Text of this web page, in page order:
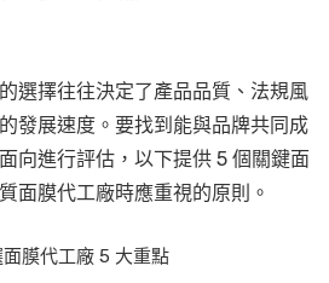
選擇往往決定了產品品質、法規風
發展速度。要找到能與品牌共同成
向進行評估，以下提供 5 個關鍵面
面膜代工廠時應重視的原則。